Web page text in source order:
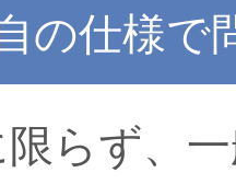
の仕様で
らず、